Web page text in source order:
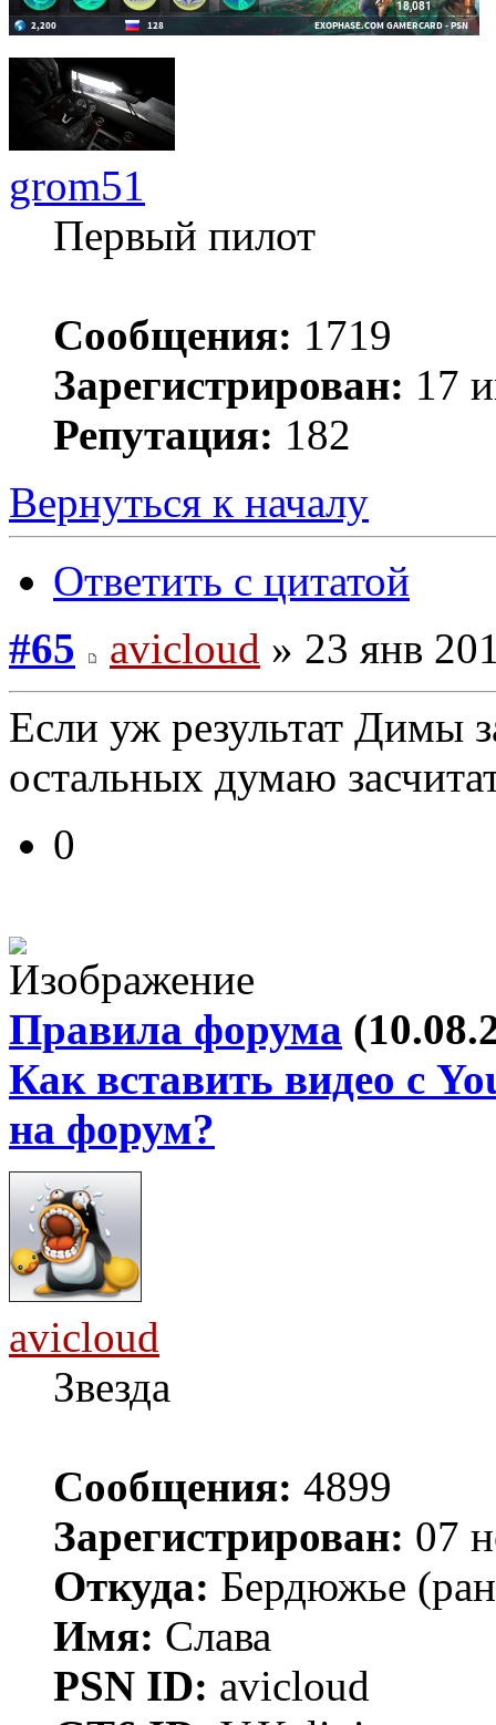
grom51
Первый пилот
Сообщения: 1719
Зарегистрирован: 17
Репутация: 182
Вернуться к началу
Ответить с цитатой
#65
avicloud » 23 янв
Если уж результат Димы
остальных думаю
0
Правила форума
Как вставить видео с
на форум?
avicloud
Звезда
Сообщения: 4899
Зарегистрирован: 07
Откуда: Бердюжье
Имя: Слава
PSN ID: avicloud